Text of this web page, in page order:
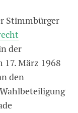
Stimmbürger
der
17. März 1968
den